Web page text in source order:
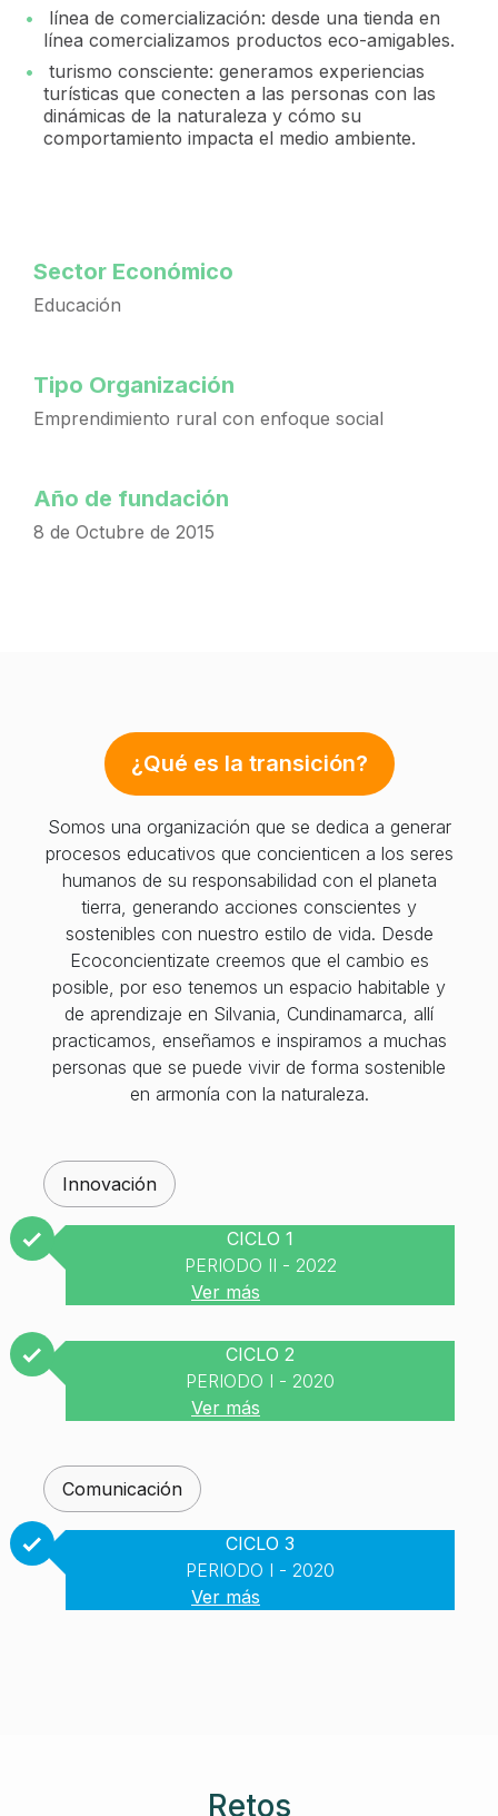
línea de comercialización: desde una tienda en
línea comercializamos productos eco-amigables.
turismo consciente: generamos experiencias
turísticas que conecten a las personas con las
dinámicas de la naturaleza y cómo su
comportamiento impacta el medio ambiente.
Sector Económico
Educación
Tipo Organización
Emprendimiento rural con enfoque social
Año de fundación
8 de Octubre de 2015
¿Qué es la transición?
Somos una organización que se dedica a generar
procesos educativos que concienticen a los seres
humanos de su responsabilidad con el planeta
tierra, generando acciones conscientes y
sostenibles con nuestro estilo de vida. Desde
Ecoconcientizate creemos que el cambio es
posible, por eso tenemos un espacio habitable y
de aprendizaje en Silvania, Cundinamarca, allí
practicamos, enseñamos e inspiramos a muchas
personas que se puede vivir de forma sostenible
en armonía con la naturaleza.
Innovación
CICLO 1
PERIODO II - 2022
Ver más
CICLO 2
PERIODO I - 2020
Ver más
Comunicación
CICLO 3
PERIODO I - 2020
Ver más
Retos